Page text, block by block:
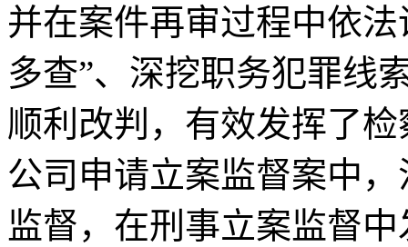
并在案件再审过程中依
多查”、深挖职务犯罪线
顺利改判，有效发挥了
公司申请立案监督案中
监督，在刑事立案监督